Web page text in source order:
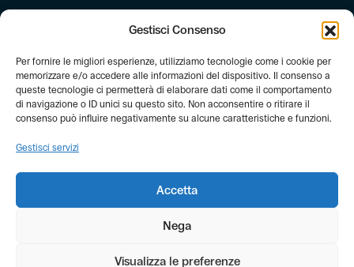
Gestisci Consenso
Per fornire le migliori esperienze, utilizziamo tecnologie come i cookie per
memorizzare e/o accedere alle informazioni del dispositivo. Il consenso a
queste tecnologie ci permetterà di elaborare dati come il comportamento
di navigazione o ID unici su questo sito. Non acconsentire o ritirare il
consenso può influire negativamente su alcune caratteristiche e funzioni.
Gestisci servizi
Accetta
Nega
Visualizza le preferenze
Dona il 5 per mille
Newsletter